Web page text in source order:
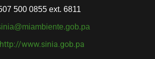
500 0855 ext. 6811
http://www.sinia.gob.pa